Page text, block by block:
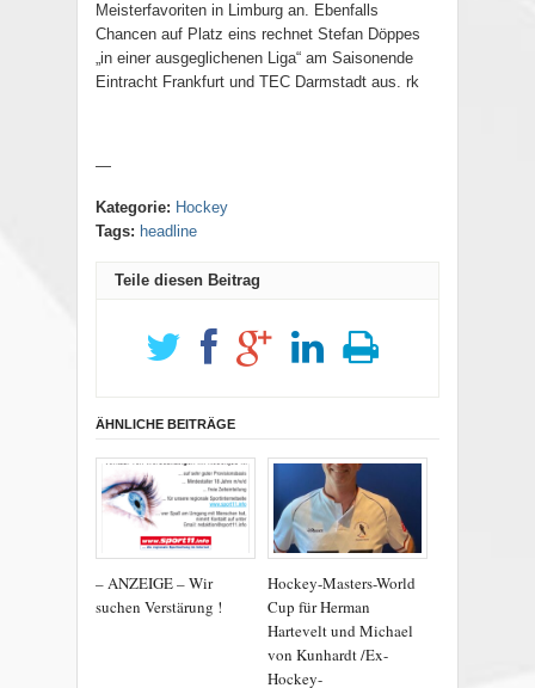
Meisterfavoriten in Limburg an. Ebenfalls
Chancen auf Platz eins rechnet Stefan Döppes
„in einer ausgeglichenen Liga“ am Saisonende
Eintracht Frankfurt und TEC Darmstadt aus. rk
—
Kategorie: Hockey
Tags: headline
Teile diesen Beitrag
ÄHNLICHE BEITRÄGE
– ANZEIGE – Wir
suchen Verstärung !
Hockey-Masters-World
Cup für Herman
Hartevelt und Michael
von Kunhardt /Ex-
Hockey-